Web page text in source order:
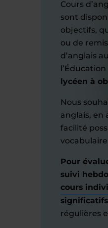
Cours
sont
objectifs,
ou de
d’anglais
lycéen à
Nous
anglais, en
facilité
Pour
suivi
cours
significatifs
régulières